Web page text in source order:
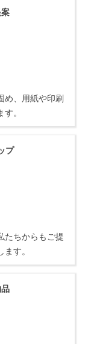
め、用紙や印刷
。
プ
たちからもご提
す。